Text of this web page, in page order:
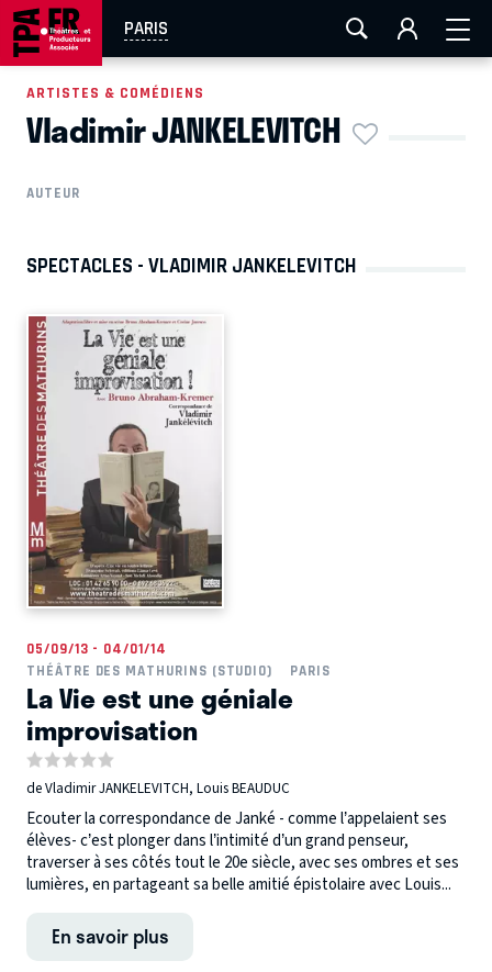
PARIS
AIX-MARSEILLE LA ROCHELLE
EN TOURNÉE
ARTISTES & COMÉDIENS
Vladimir JANKELEVITCH
AUTEUR
SPECTACLES - VLADIMIR JANKELEVITCH
05/09/13 - 04/01/14
THÉÂTRE DES MATHURINS (STUDIO)
PARIS
La Vie est une géniale
improvisation
de Vladimir JANKELEVITCH, Louis BEAUDUC
Ecouter la correspondance de Janké - comme l’appelaient ses
élèves- c’est plonger dans l’intimité d’un grand penseur,
traverser à ses côtés tout le 20e siècle, avec ses ombres et ses
lumières, en partageant sa belle amitié épistolaire avec Louis...
En savoir plus